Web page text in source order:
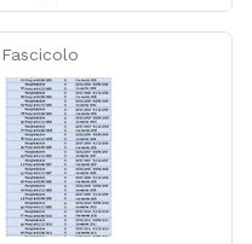
Fascicolo